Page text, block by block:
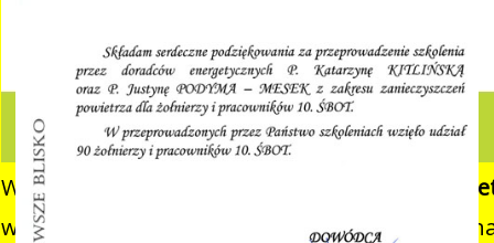
W związku z realizacją Programu
„Czyste
wsparcie w uzyskaniu dofinansowania i